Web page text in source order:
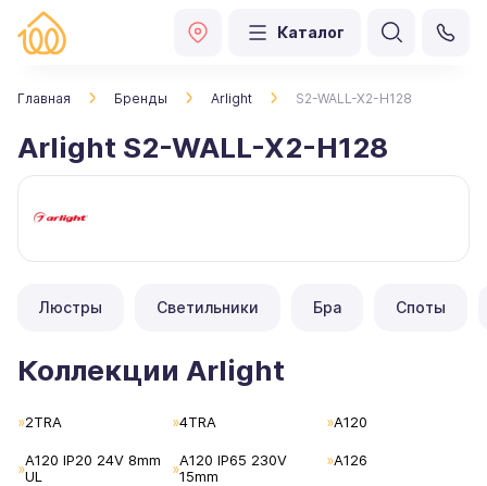
Каталог
Главная Бренды Arlight S2-WALL-X2-H128
Arlight S2-WALL-X2-H128
Люстры Светильники Бра Споты
Коллекции Arlight
2TRA 4TRA A120
A120 IP20 24V 8mm
UL
A120 IP65 230V
15mm
A126